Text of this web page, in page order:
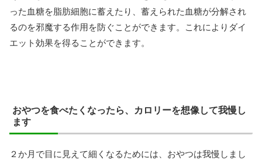
った血糖を脂肪細胞に蓄えたり、蓄えられた血糖が分解され
るのを邪魔する作用を防ぐことができます。これによりダイ
エット効果を得ることができます。
おやつを食べたくなったら、カロリーを想像して我慢し
ます
２か月で目に見えて細くなるためには、おやつは我慢しまし